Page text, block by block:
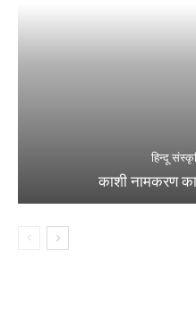
हिन्दू
काशी नामकरण का